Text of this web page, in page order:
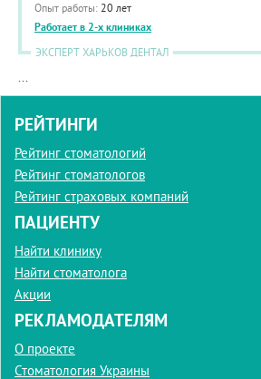
Опыт работы: 20 лет
Работает в 2-х клиниках
ЭКСПЕРТ ХАРЬКОВ ДЕНТАЛ
...
РЕЙТИНГИ
Рейтинг стоматологий
Рейтинг стоматологов
Рейтинг страховых компаний
ПАЦИЕНТУ
Найти клинику
Найти стоматолога
Акции
РЕКЛАМОДАТЕЛЯМ
О проекте
Стоматология Украины